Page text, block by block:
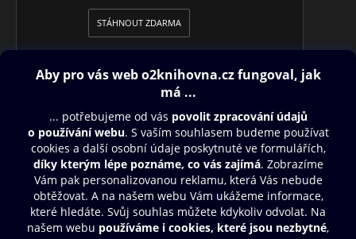
STÁHNOUT ZDARMA
Obsah ke stažení
Moje O2 Knihovna
Další zábava